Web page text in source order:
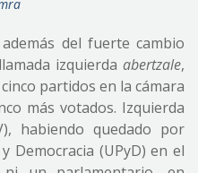
del fuerte cambio
izquierda abertzale,
partidos en la cámara
más votados. Izquierda
habiendo quedado por
Democracia (UPyD) en el